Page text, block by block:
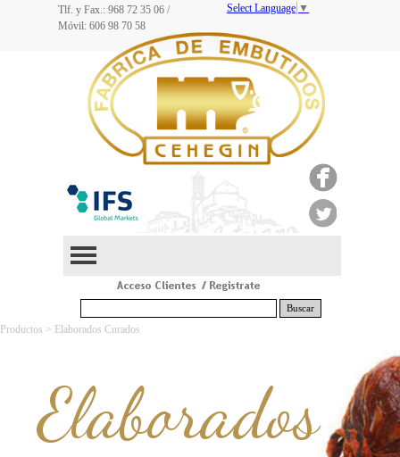
Buscar
Select Language ▼
Tlf. y Fax.: 968 72 35 06 /
Móvil: 606 98 70 58
Productos > Elaborados Curados
Elaborados